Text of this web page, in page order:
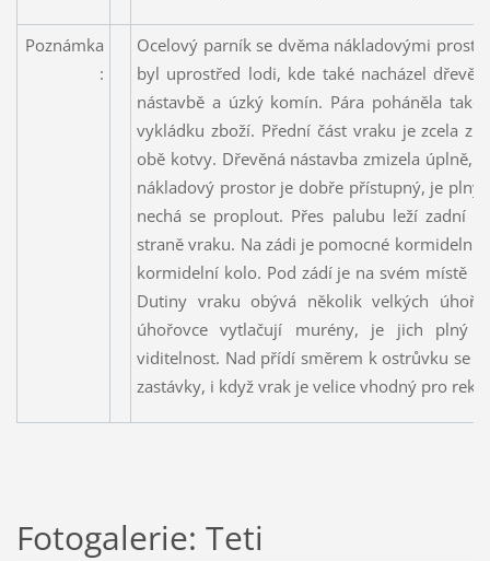
Poznámka
:
Ocelový parník se dvěma nákladovými
byl uprostřed lodi, kde také nacházel
nástavbě a úzký komín. Pára poháněla
vykládku zboží. Přední část vraku je zcela
obě kotvy. Dřevěná nástavba zmizela úplně,
nákladový prostor je dobře přístupný, je plný
nechá se proplout. Přes palubu leží zadní
straně vraku. Na zádi je pomocné kormidelní
kormidelní kolo. Pod zádí je na svém místě
Dutiny vraku obývá několik velkých
úhořovce vytlačují murény, je jich plný
viditelnost. Nad přídí směrem k ostrůvku se
zastávky, i když vrak je velice vhodný pro
Fotogalerie: Teti